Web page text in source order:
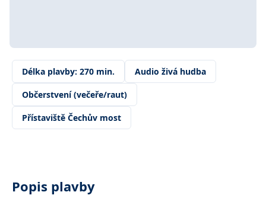
Délka plavby: 270 min. Audio živá hudba
Občerstvení (večeře/raut)
Přístaviště Čechův most
Popis plavby